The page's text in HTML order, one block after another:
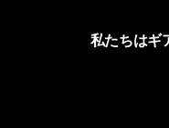
私たちはギ